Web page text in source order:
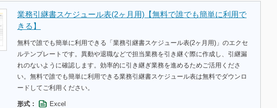
業務引継書スケジュール表(2ヶ月用)【無料で誰でも簡単に利用で
きる】
無料で誰でも簡単に利用できる「業務引継書スケジュール表(2ヶ月用)」のエクセ
ルテンプレートです。異動や退職などで担当業務を引き継ぐ際に作成し、引継漏
れのないように確認します。効率的に引き継ぎ業務を進めるためご活用くださ
い。無料で誰でも簡単に利用できる業務引継書スケジュール表は無料でダウンロ
ードしてご利用ください。
形式：
Excel